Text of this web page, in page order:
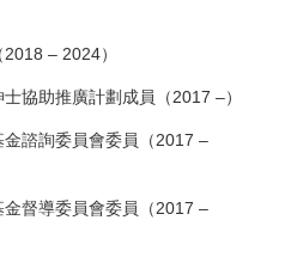
– 2024）
協助推廣計劃成員（2017 –）
諮詢委員會委員（2017 –
督導委員會委員（2017 –